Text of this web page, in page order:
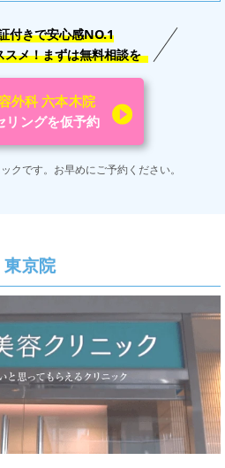
付きで安心感NO.1
スメ！まずは無料相談を
外科 六本木院
リングを仮予約
クです。 お早めにご予約ください。
京院